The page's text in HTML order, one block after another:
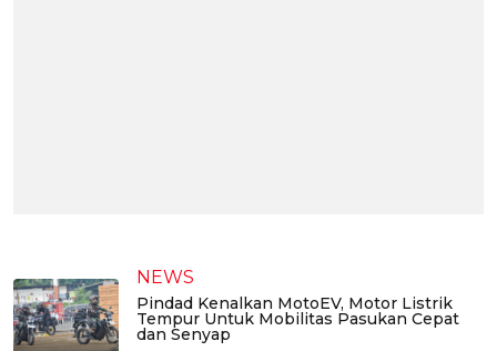
NEWS
Pindad Kenalkan MotoEV, Motor Listrik
Tempur Untuk Mobilitas Pasukan Cepat
dan Senyap